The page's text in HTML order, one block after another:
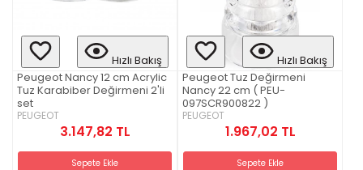
Hızlı Bakış
Peugeot Nancy 12 cm Acrylic
Tuz Karabiber Değirmeni 2'li
set
PEUGEOT
3.147,82 TL
Sepete Ekle
Hızlı Bakış
Peugeot Tuz Değirmeni
Nancy 22 cm ( PEU-
097SCR900822 )
PEUGEOT
1.967,02 TL
Sepete Ekle